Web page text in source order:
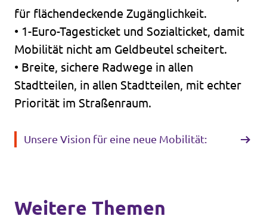
für flächendeckende Zugänglichkeit.
• 1-Euro-Tagesticket und Sozialticket, damit
Mobilität nicht am Geldbeutel scheitert.
• Breite, sichere Radwege in allen
Stadtteilen, in allen Stadtteilen, mit echter
Priorität im Straßenraum.
Unsere Vision für eine neue Mobilität:
Weitere Themen